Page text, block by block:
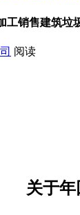
工销售建筑垃
阅读
关于年